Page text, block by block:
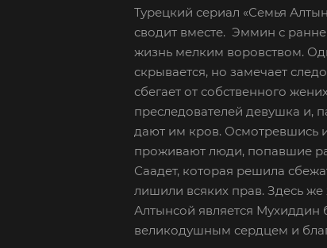
Турецкий сериал «Семья
сводит вместе. Эммин с
жизнь мелким воровством.
скрывается, но замечает
сбегает от собственного
преследователей девушка и,
дают им кров. Осмотревшись
проживают люди, попавшие
Саадет, которая решила
лишили всяких прав. Здесь
Алтынсой является Мухиддин
великодушным сердцем и